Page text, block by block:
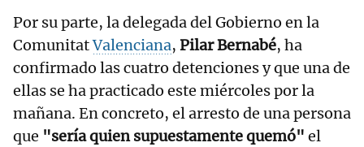
Por su parte, la delegada del Gobierno en la
ComunitatValenciana, Pilar Bernabé, ha
confirmado las cuatro detenciones y que una de
ellas se ha practicado este miércoles por la
mañana. En concreto, el arresto de una persona
que "sería quien supuestamente quemó" el